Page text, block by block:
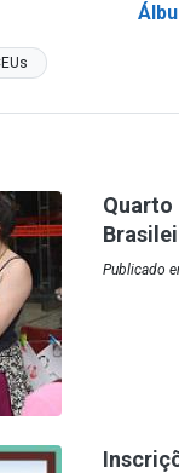
Quarto
Publicado